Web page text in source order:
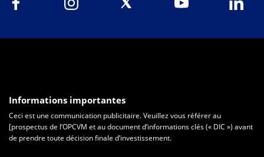
Informations importantes
Ceci est une communication publicitaire. Veuillez vous référer au
[prospectus de l’OPCVM et au document d’informations clés (« DIC ») avant
de prendre toute décision finale d’investissement.